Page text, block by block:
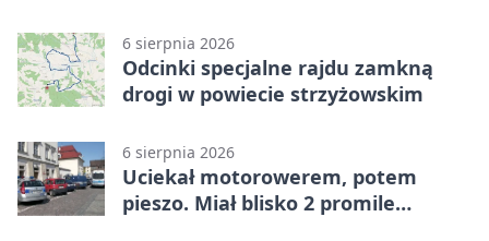
6 sierpnia 2026
Odcinki specjalne rajdu zamkną
drogi w powiecie strzyżowskim
6 sierpnia 2026
Uciekał motorowerem, potem
pieszo. Miał blisko 2 promile